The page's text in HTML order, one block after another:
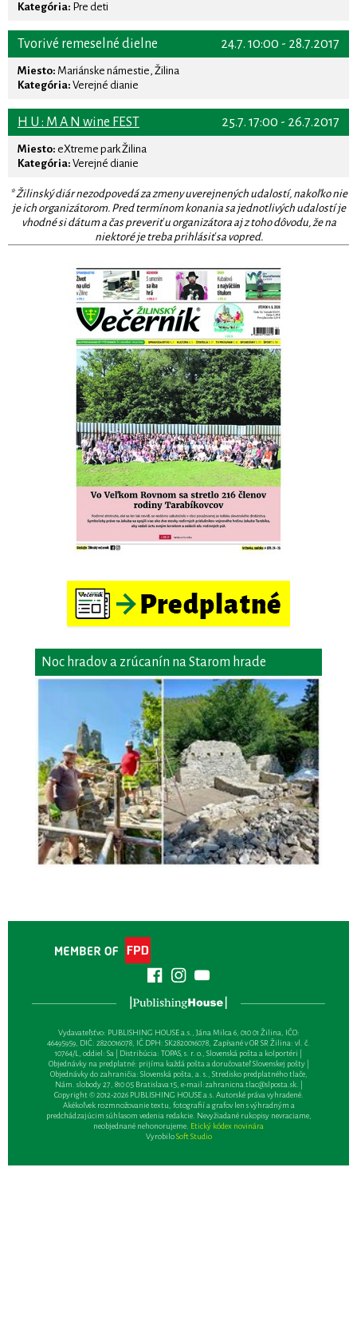
Kategória: Pre deti
24.7. 10:00 - 28.7.2017
Tvorivé remeselné dielne
Miesto: Mariánske námestie, Žilina
Kategória: Verejné dianie
25.7. 17:00 - 26.7.2017
H U : M A N wine FEST
Miesto: eXtreme park Žilina
Kategória: Verejné dianie
* Žilinský diár nezodpovedá za zmeny uverejnených udalostí, nakoľko nie
je ich organizátorom. Pred termínom konania sa jednotlivých udalostí je
vhodné si dátum a čas preveriť u organizátora aj z toho dôvodu, že na
niektoré je treba prihlásiť sa vopred.
Noc hradov a zrúcanín na Starom hrade
Vydavateľsťvo: PUBLISHING HOUSE a.s., Jána Milca 6, 010 01 Žilina, IČO:
46495959, DIČ: 2820016078, IČ DPH: SK2820016078, Zapísané v OR SR Žilina: vl. č.
10764/L, oddiel: Sa | Distribúcia: TOPAS, s. r. o., Slovenská pošta a kolportéri |
Objednávky na predplatné: prijíma každá pošta a doručovateľ Slovenskej pošty |
Objednávky do zahraničia: Slovenská pošta, a. s., Stredisko predplatného tlače,
Nám. slobody 27, 810 05 Bratislava 15, e-mail:zahranicna.tlac@slposta.sk. |
Copyright © 2012-2026 PUBLISHING HOUSE a.s. Autorské práva vyhradené.
Akékoľvek rozmnožovanie textu, fotografií a grafov len s výhradným a
predchádzajúcim súhlasom vedenia redakcie. Nevyžiadané rukopisy nevraciame,
neobjednané nehonorujeme. Etický kódex novinára
VyrobiloSoft Studio